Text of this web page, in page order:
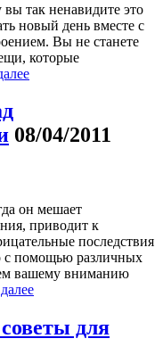
так ненавидите это
новый день вместе с
Вы не станете
которые
08/04/2011
он мешает
приводит к
последствия
с помощью различных
вашему вниманию
для